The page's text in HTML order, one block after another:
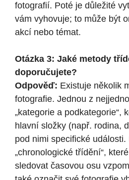
fotografií. Poté je důležité
vám vyhovuje; to může být
akcí nebo témat.
Otázka 3: Jaké metody
doporučujete?
Odpověď: Existuje několik
fotografie. Jednou z
„kategorie a podkategorie“,
hlavní složky (např. rodina,
pod nimi specifické
„chronologické třídění“,
sledovat časovou osu